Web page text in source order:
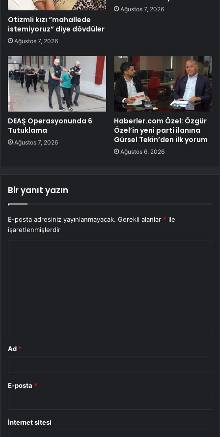
Otizmli kızı “mahallede
istemiyoruz” diye dövdüler
Ağustos 7, 2026
Ağustos 7, 2026
DEAŞ Operasyonunda 6
Tutuklama
Ağustos 7, 2026
Haberler.com Özel: Özgür
Özel’in yeni parti ilanına
Gürsel Tekin’den ilk yorum
Ağustos 6, 2026
Bir yanıt yazın
E-posta adresiniz yayınlanmayacak. Gerekli alanlar * ile
işaretlenmişlerdir
Ad *
E-posta *
İnternet sitesi